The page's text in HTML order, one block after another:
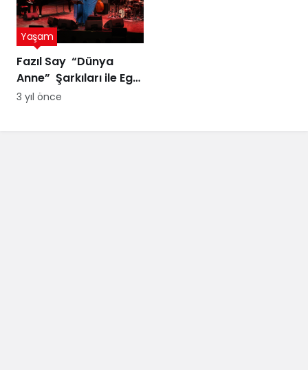
Fazıl Say “Dünya
Anne” Şarkıları ile Ege
Turnesi’nde
Yaşam
3 yıl önce